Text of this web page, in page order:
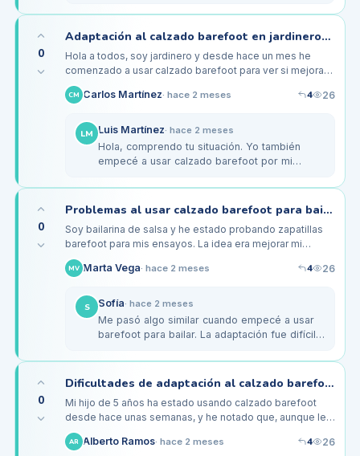
las plantas. La clave fue darme…
0
Adaptación al calzado barefoot en jardineros: ¿dificultades con el uso diario?
Hola a todos, soy jardinero y desde hace un mes he
comenzado a usar calzado barefoot para ver si mejora
mi comodidad durante las largas horas de pie. Sin
embargo, he empezado a…
CM Carlos Martínez· hace 2 meses 4 26
LM Luis Martínez· hace 2 meses
Hola, comprendo tu situación. Yo también
empecé a usar calzado barefoot por mi
molestias similares. Lo que me ayudó…
0
Problemas al usar calzado barefoot para bailar: ¿alguna solución?
Soy bailarina de salsa y he estado probando zapatillas
barefoot para mis ensayos. La idea era mejorar mi
técnica y conexión con el suelo, pero he empezado a
sentir molestias en la…
MV Marta Vega· hace 2 meses 4 26
S Sofía· hace 2 meses
Me pasó algo similar cuando empecé a usar
barefoot para bailar. La adaptación fue difícil,
ayudan a amortiguar la…
0
Dificultades de adaptación al calzado barefoot de mi hijo de 5 años
Mi hijo de 5 años ha estado usando calzado barefoot
desde hace unas semanas, y he notado que, aunque le
encanta la libertad de movimiento, también se queja de
pequeñas molestias…
AR Alberto Ramos· hace 2 meses 4 26